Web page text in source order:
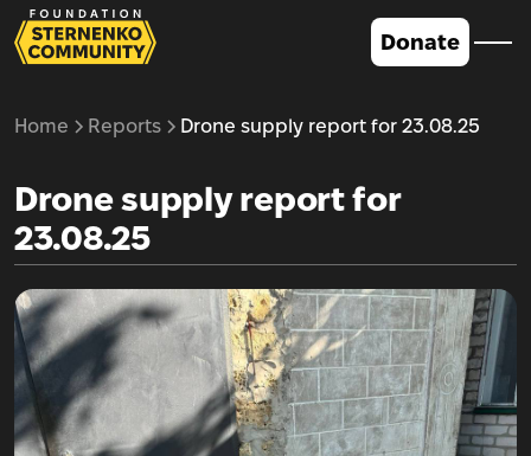
Donate
Home Reports Drone supply report for 23.08.25
Drone supply report for
23.08.25